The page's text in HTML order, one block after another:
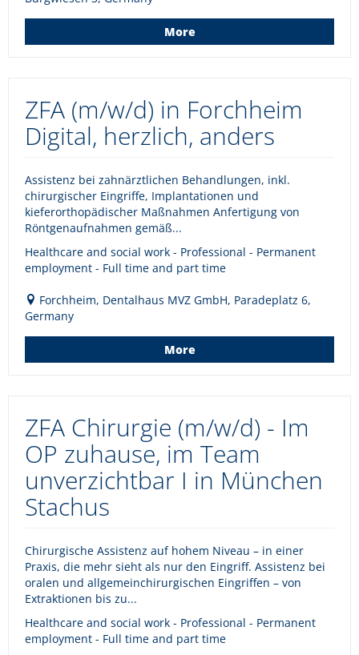
More
ZFA (m/w/d) in Forchheim
Digital, herzlich, anders
Assistenz bei zahnärztlichen Behandlungen, inkl.
chirurgischer Eingriffe, Implantationen und
kieferorthopädischer Maßnahmen Anfertigung von
Röntgenaufnahmen gemäß...
Healthcare and social work - Professional - Permanent
employment - Full time and part time
Forchheim, Dentalhaus MVZ GmbH, Paradeplatz 6,
Germany
More
ZFA Chirurgie (m/w/d) - Im
OP zuhause, im Team
unverzichtbar I in München
Stachus
Chirurgische Assistenz auf hohem Niveau – in einer
Praxis, die mehr sieht als nur den Eingriff. Assistenz bei
oralen und allgemeinchirurgischen Eingriffen – von
Extraktionen bis zu...
Healthcare and social work - Professional - Permanent
employment - Full time and part time